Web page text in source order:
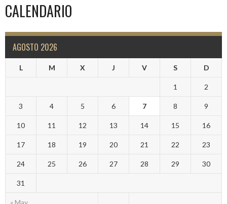
CALENDARIO
AGOSTO 2026
L M X J V S D
« May
1 2
3 4 5 6 7 8 9
10 11 12 13 14 15 16
17 18 19 20 21 22 23
24 25 26 27 28 29 30
31